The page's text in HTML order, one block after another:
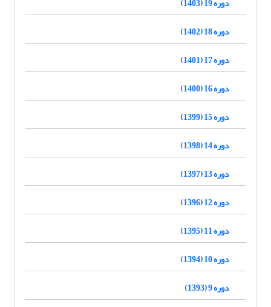
دوره 18 (1402)
دوره 17 (1401)
دوره 16 (1400)
دوره 15 (1399)
دوره 14 (1398)
دوره 13 (1397)
دوره 12 (1396)
دوره 11 (1395)
دوره 10 (1394)
دوره 9 (1393)